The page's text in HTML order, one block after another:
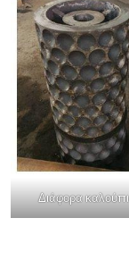
Διάφορα